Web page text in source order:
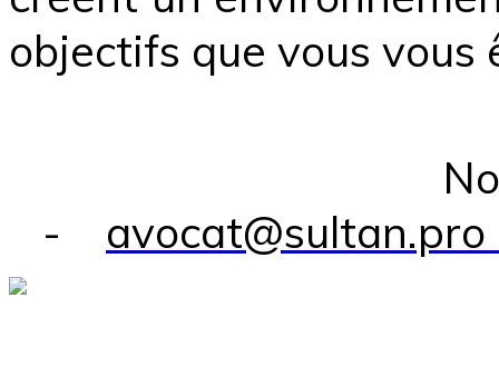
objectifs que vous vous
Nous
-